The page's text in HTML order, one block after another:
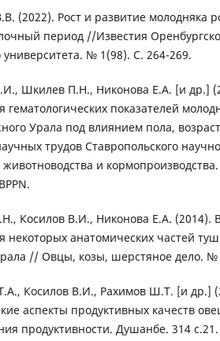
(2022). Рост и развитие молодняка
период //Известия
университета. № 1(98). С. 264-269.
Шкилев П.Н., Никонова Е.А. [и др.]
гематологических показателей
Урала под влиянием пола,
трудов Ставропольского
животноводства и
Косилов В.И., Никонова Е.А. (2014).
некоторых анатомических частей
// Овцы, козы, шерстяное дело. №
Косилов В.И., Рахимов Ш.Т. [и др.]
аспекты продуктивных качеств
продуктивности. Душанбе. 314 с.21.